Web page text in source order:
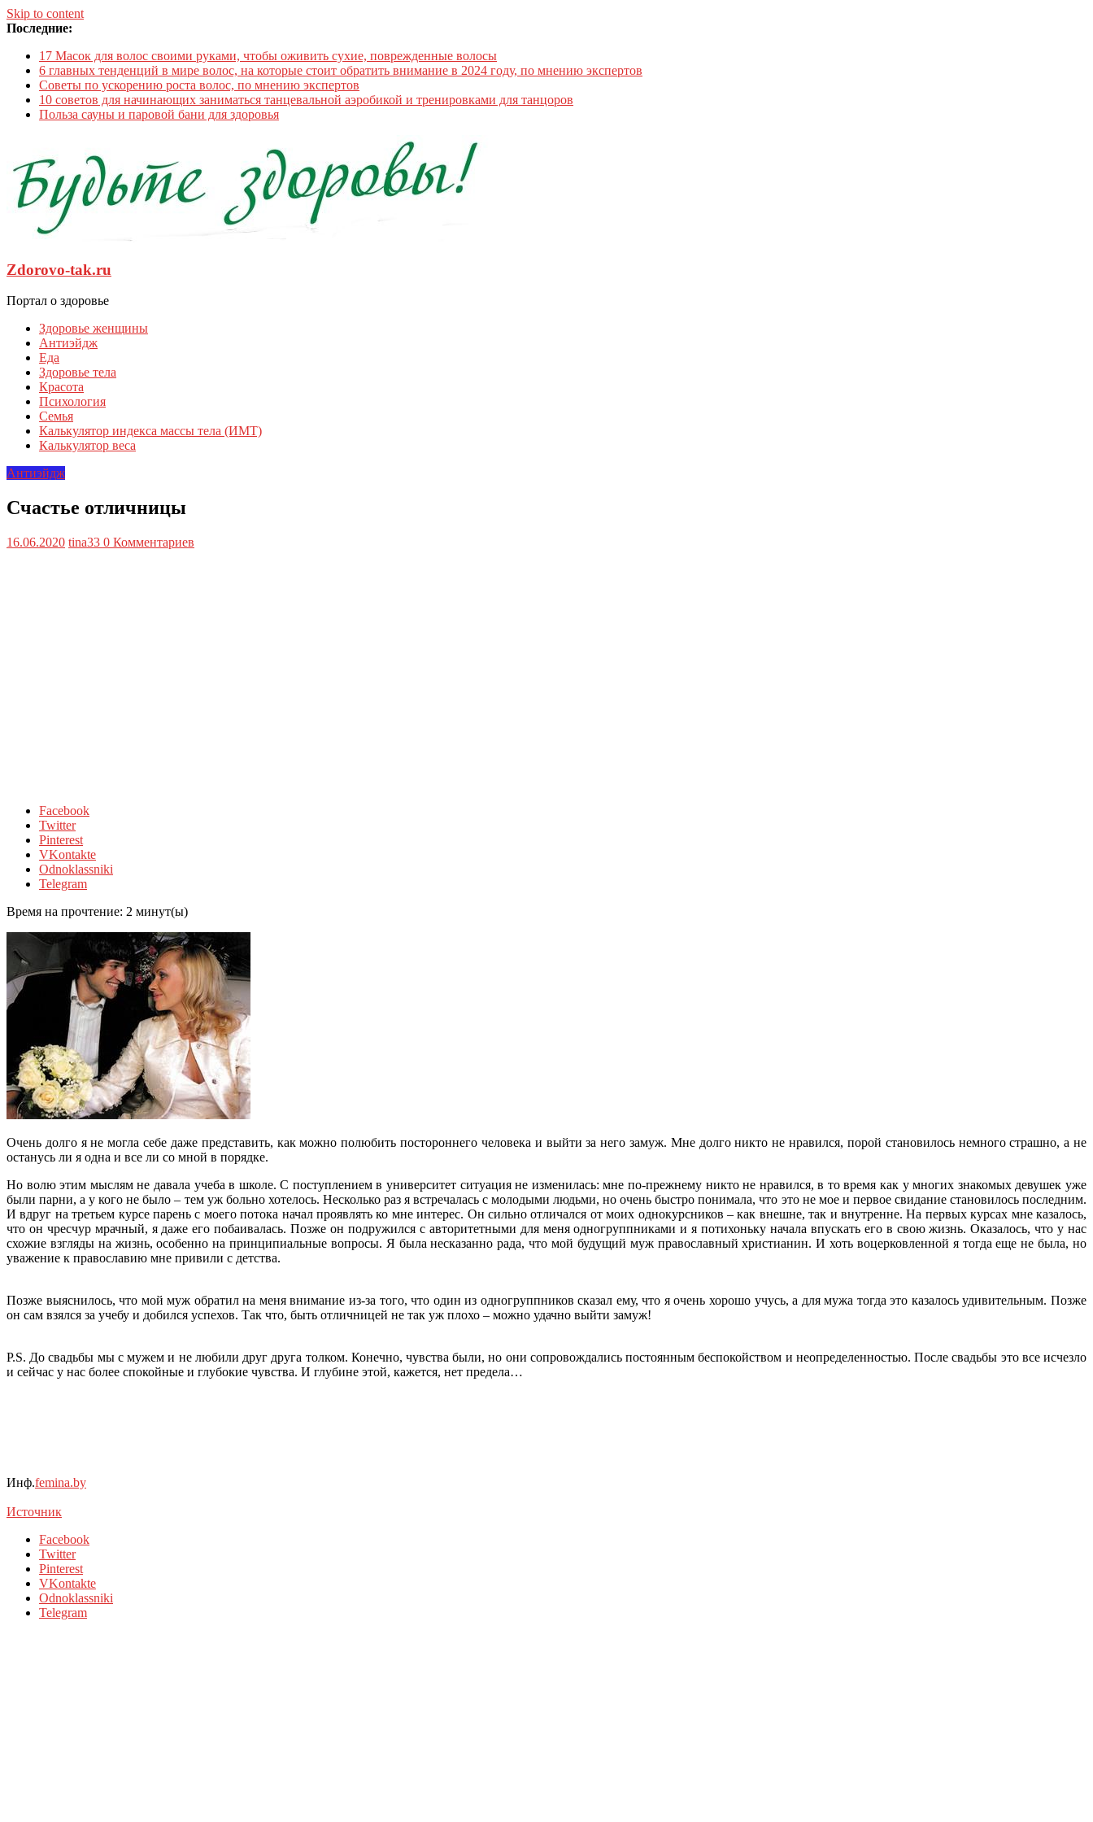
Skip to content
Последние:
17 Масок для волос своими руками, чтобы оживить сухие, поврежденные волосы
6 главных тенденций в мире волос, на которые стоит обратить внимание в 2024 году, по мнению экспертов
Советы по ускорению роста волос, по мнению экспертов
10 советов для начинающих заниматься танцевальной аэробикой и тренировками для танцоров
Польза сауны и паровой бани для здоровья
Zdorovo-tak.ru
Портал о здоровье
Здоровье женщины
Антиэйдж
Еда
Здоровье тела
Красота
Психология
Семья
Калькулятор индекса массы тела (ИМТ)
Калькулятор веса
Антиэйдж
Счастье отличницы
16.06.2020 tina33 0 Комментариев
Facebook
Twitter
Pinterest
VKontakte
Odnoklassniki
Telegram
Время на прочтение: 2 минут(ы)
Очень долго я не могла себе даже представить, как можно полюбить постороннего человека и выйти за него замуж. Мне долго никто не нравился, порой становилось немного страшно, а не
останусь ли я одна и все ли со мной в порядке.
Но волю этим мыслям не давала учеба в школе. С поступлением в университет ситуация не изменилась: мне по-прежнему никто не нравился, в то время как у многих знакомых девушек уже
были парни, а у кого не было – тем уж больно хотелось. Несколько раз я встречалась с молодыми людьми, но очень быстро понимала, что это не мое и первое свидание становилось последним.
И вдруг на третьем курсе парень с моего потока начал проявлять ко мне интерес. Он сильно отличался от моих однокурсников – как внешне, так и внутренне. На первых курсах мне казалось,
что он чресчур мрачный, я даже его побаивалась. Позже он подружился с авторитетными для меня одногруппниками и я потихоньку начала впускать его в свою жизнь. Оказалось, что у нас
схожие взгляды на жизнь, особенно на принципиальные вопросы. Я была несказанно рада, что мой будущий муж православный христианин. И хоть воцерковленной я тогда еще не была, но
уважение к православию мне привили с детства.
Позже выяснилось, что мой муж обратил на меня внимание из-за того, что один из одногруппников сказал ему, что я очень хорошо учусь, а для мужа тогда это казалось удивительным. Позже
он сам взялся за учебу и добился успехов. Так что, быть отличницей не так уж плохо – можно удачно выйти замуж!
P.S. До свадьбы мы с мужем и не любили друг друга толком. Конечно, чувства были, но они сопровождались постоянным беспокойством и неопределенностью. После свадьбы это все исчезло
и сейчас у нас более спокойные и глубокие чувства. И глубине этой, кажется, нет предела…
Инф.femina.by
Источник
Facebook
Twitter
Pinterest
VKontakte
Odnoklassniki
Telegram